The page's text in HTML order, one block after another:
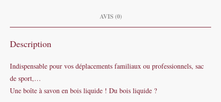
AVIS (0)
Description
Indispensable pour vos déplacements familiaux ou professionnels, sac
de sport,…
Une boîte à savon en bois liquide ! Du bois liquide ?